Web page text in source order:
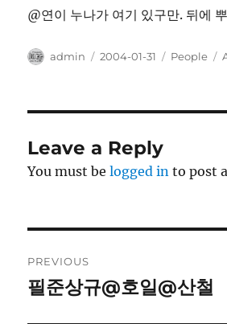
@연이 누나가 여기 있구만. 뒤에
Author
admin
Posted
2004-01-31 Categories
People
Leave a Reply
You must belogged in to post
navigation
PREVIOUS
Previous
필준상규@호일@산철